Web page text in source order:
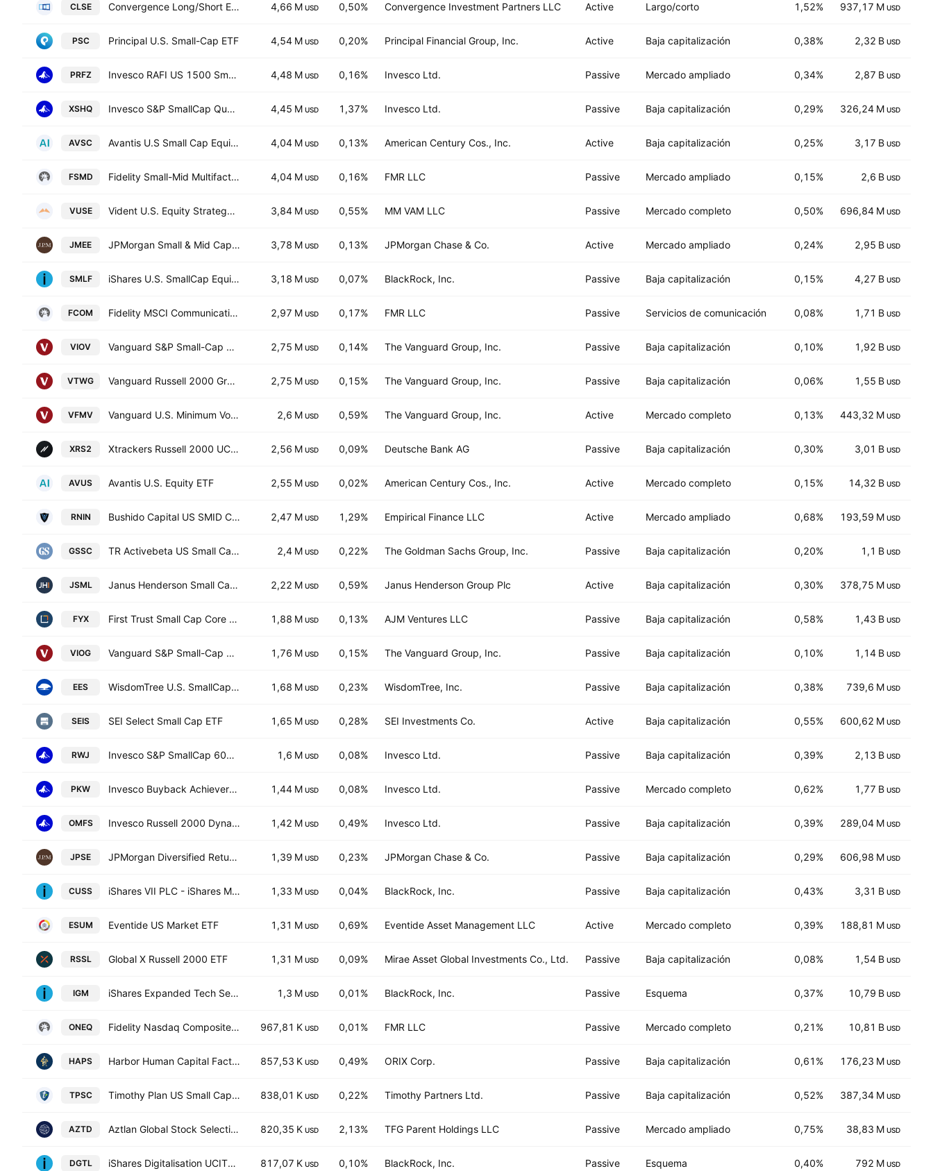
CLSE Convergence Long/Short Equity ETF 4,66 M USD 0,50% Convergence Investment Partners LLC Active Largo/corto 1,52% 937,17 M USD
PSC Principal U.S. Small-Cap ETF 4,54 M USD 0,20% Principal Financial Group, Inc. Active Baja capitalización 0,38% 2,32 B USD
PRFZ Invesco RAFI US 1500 Small-Mid ETF 4,48 M USD 0,16% Invesco Ltd. Passive Mercado ampliado 0,34% 2,87 B USD
XSHQ Invesco S&P SmallCap Quality ETF 4,45 M USD 1,37% Invesco Ltd. Passive Baja capitalización 0,29% 326,24 M USD
AVSC Avantis U.S Small Cap Equity ETF 4,04 M USD 0,13% American Century Cos., Inc. Active Baja capitalización 0,25% 3,17 B USD
FSMD Fidelity Small-Mid Multifactor ETF 4,04 M USD 0,16% FMR LLC Passive Mercado ampliado 0,15% 2,6 B USD
VUSE Vident U.S. Equity Strategy ETF 3,84 M USD 0,55% MM VAM LLC Passive Mercado completo 0,50% 696,84 M USD
JMEE JPMorgan Small & Mid Cap Enhanced Equity ETF 3,78 M USD 0,13% JPMorgan Chase & Co. Active Mercado ampliado 0,24% 2,95 B USD
SMLF iShares U.S. SmallCap Equity Factor ETF 3,18 M USD 0,07% BlackRock, Inc. Passive Baja capitalización 0,15% 4,27 B USD
FCOM Fidelity MSCI Communication Services Index ETF 2,97 M USD 0,17% FMR LLC Passive Servicios de comunicación 0,08% 1,71 B USD
VIOV Vanguard S&P Small-Cap 600 Value ETF 2,75 M USD 0,14% The Vanguard Group, Inc. Passive Baja capitalización 0,10% 1,92 B USD
VTWG Vanguard Russell 2000 Growth ETF 2,75 M USD 0,15% The Vanguard Group, Inc. Passive Baja capitalización 0,06% 1,55 B USD
VFMV Vanguard U.S. Minimum Volatility ETF 2,6 M USD 0,59% The Vanguard Group, Inc. Active Mercado completo 0,13% 443,32 M USD
XRS2 Xtrackers Russell 2000 UCITS ETF 2,56 M USD 0,09% Deutsche Bank AG Passive Baja capitalización 0,30% 3,01 B USD
AVUS Avantis U.S. Equity ETF 2,55 M USD 0,02% American Century Cos., Inc. Active Mercado completo 0,15% 14,32 B USD
RNIN Bushido Capital US SMID Cap Equity ETF 2,47 M USD 1,29% Empirical Finance LLC Active Mercado ampliado 0,68% 193,59 M USD
GSSC TR Activebeta US Small Cap Equity ETF 2,4 M USD 0,22% The Goldman Sachs Group, Inc. Passive Baja capitalización 0,20% 1,1 B USD
JSML Janus Henderson Small Cap Growth Alpha ETF 2,22 M USD 0,59% Janus Henderson Group Plc Active Baja capitalización 0,30% 378,75 M USD
FYX First Trust Small Cap Core Alphadex Fund 1,88 M USD 0,13% AJM Ventures LLC Passive Baja capitalización 0,58% 1,43 B USD
VIOG Vanguard S&P Small-Cap 600 Growth ETF 1,76 M USD 0,15% The Vanguard Group, Inc. Passive Baja capitalización 0,10% 1,14 B USD
EES WisdomTree U.S. SmallCap Fund 1,68 M USD 0,23% WisdomTree, Inc. Passive Baja capitalización 0,38% 739,6 M USD
SEIS SEI Select Small Cap ETF 1,65 M USD 0,28% SEI Investments Co. Active Baja capitalización 0,55% 600,62 M USD
RWJ Invesco S&P SmallCap 600 Revenue ETF 1,6 M USD 0,08% Invesco Ltd. Passive Baja capitalización 0,39% 2,13 B USD
PKW Invesco Buyback Achievers ETF 1,44 M USD 0,08% Invesco Ltd. Passive Mercado completo 0,62% 1,77 B USD
OMFS Invesco Russell 2000 Dynamic Multifactor ETF 1,42 M USD 0,49% Invesco Ltd. Passive Baja capitalización 0,39% 289,04 M USD
JPSE JPMorgan Diversified Return U.S. Small Cap Equity ETF 1,39 M USD 0,23% JPMorgan Chase & Co. Passive Baja capitalización 0,29% 606,98 M USD
CUSS iShares VII PLC - iShares MSCI USA Small Cap CTB Enhanced ESG UCITS ETF Accum.Ptg.Shs USD 1,33 M USD 0,04% BlackRock, Inc. Passive Baja capitalización 0,43% 3,31 B USD
ESUM Eventide US Market ETF 1,31 M USD 0,69% Eventide Asset Management LLC Active Mercado completo 0,39% 188,81 M USD
RSSL Global X Russell 2000 ETF 1,31 M USD 0,09% Mirae Asset Global Investments Co., Ltd. Passive Baja capitalización 0,08% 1,54 B USD
IGM iShares Expanded Tech Sector ETF 1,3 M USD 0,01% BlackRock, Inc. Passive Esquema 0,37% 10,79 B USD
ONEQ Fidelity Nasdaq Composite Index ETF 967,81 K USD 0,01% FMR LLC Passive Mercado completo 0,21% 10,81 B USD
HAPS Harbor Human Capital Factor US Small Cap ETF 857,53 K USD 0,49% ORIX Corp. Passive Baja capitalización 0,61% 176,23 M USD
TPSC Timothy Plan US Small Cap Core ETF 838,01 K USD 0,22% Timothy Partners Ltd. Passive Baja capitalización 0,52% 387,34 M USD
AZTD Aztlan Global Stock Selection DM SMID ETF 820,35 K USD 2,13% TFG Parent Holdings LLC Passive Mercado ampliado 0,75% 38,83 M USD
DGTL iShares Digitalisation UCITS ETF 817,07 K USD 0,10% BlackRock, Inc. Passive Esquema 0,40% 792 M USD